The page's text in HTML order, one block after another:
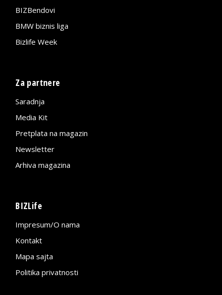
BIZBendovi
BMW biznis liga
Bizlife Week
Za partnere
Saradnja
Media Kit
Pretplata na magazin
Newsletter
Arhiva magazina
BIZLife
Impresum/O nama
Kontakt
Mapa sajta
Politika privatnosti